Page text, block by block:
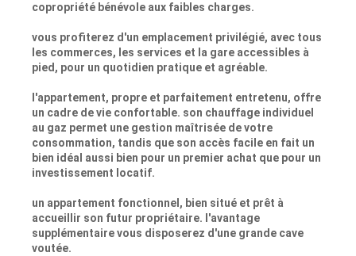
copropriété bénévole aux faibles charges.
vous profiterez d'un emplacement privilégié, avec tous
les commerces, les services et la gare accessibles à
pied, pour un quotidien pratique et agréable.
l'appartement, propre et parfaitement entretenu, offre
un cadre de vie confortable. son chauffage individuel
au gaz permet une gestion maîtrisée de votre
consommation, tandis que son accès facile en fait un
bien idéal aussi bien pour un premier achat que pour un
investissement locatif.
un appartement fonctionnel, bien situé et prêt à
accueillir son futur propriétaire. l'avantage
supplémentaire vous disposerez d'une grande cave
voutée.